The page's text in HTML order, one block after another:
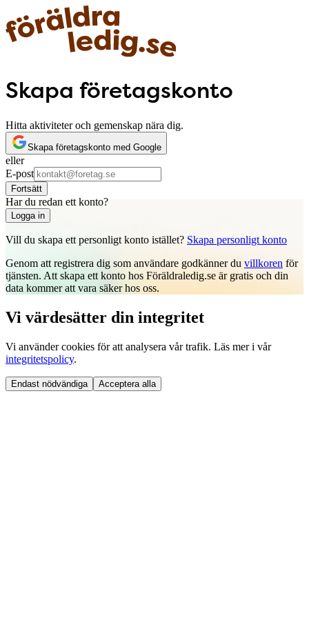
Skapa företagskonto
Hitta aktiviteter och gemenskap nära dig.
Skapa företagskonto med Google
eller
E-post
Fortsätt
Har du redan ett konto?
Logga in
Vill du skapa ett personligt konto istället? Skapa personligt konto
Genom att registrera dig som användare godkänner du villkoren för
tjänsten. Att skapa ett konto hos Föräldraledig.se är gratis och din
data kommer att vara säker hos oss.
Vi värdesätter din integritet
Vi använder cookies för att analysera vår trafik. Läs mer i vår
integritetspolicy.
Endast nödvändiga Acceptera alla